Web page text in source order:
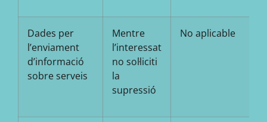
Dades per
l’enviament
d’informació
sobre serveis
Mentre
l’interessat
no sol·liciti
la
supressió
No aplicable